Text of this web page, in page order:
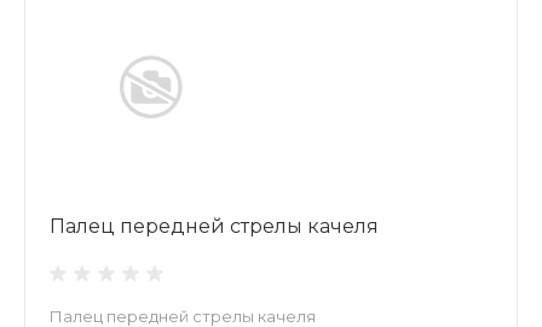
Палец передней стрелы качеля
Палец передней стрелы качеля